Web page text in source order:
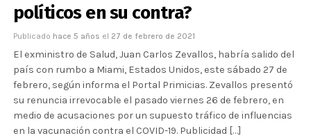
políticos en su contra?
Publicado hace 5 años el 27 de febrero de 2021
El exministro de Salud, Juan Carlos Zevallos, habría salido del
país con rumbo a Miami, Estados Unidos, este sábado 27 de
febrero, según informa el Portal Primicias. Zevallos presentó
su renuncia irrevocable el pasado viernes 26 de febrero, en
medio de acusaciones por un supuesto tráfico de influencias
en la vacunación contra el COVID-19. Publicidad […]